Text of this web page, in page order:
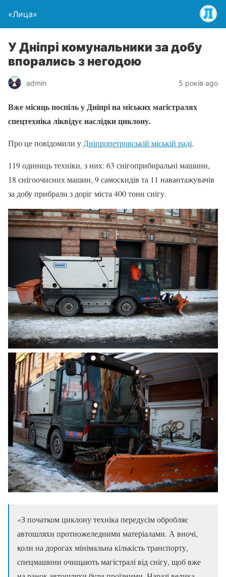
«Лица»
У Дніпрі комунальники за добу
впорались з негодою
admin 5 років ago
Вже місяць поспіль у Дніпрі на міських магістралях
спецтехніка ліквідує наслідки циклону.
Про це повідомили у Дніпропетровській міській раді.
119 одиниць техніки, з них: 63 снігоприбиральні машини,
18 снігоочисних машин, 9 самоскидів та 11 навантажувачів
за добу прибрали з доріг міста 400 тонн снігу.
«З початком циклону техніка передусім обробляє
автошляхи протиожеледними матеріалами. А вночі,
коли на дорогах мінімальна кількість транспорту,
спецмашини очищають магістралі від снігу, щоб вже